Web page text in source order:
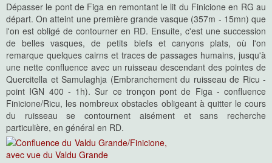
Dépasser le pont de Figa en remontant le lit du Finicione en RG au
départ. On atteint une première grande vasque (357m - 15mn) que
l'on est obligé de contourner en RD. Ensuite, c'est une succession
de belles vasques, de petits biefs et canyons plats, où l'on
remarque quelques cairns et traces de passages humains, jusqu'à
une nette confluence avec un ruisseau descendant des pointes de
Quercitella et Samulaghja (Embranchement du ruisseau de Ricu -
point IGN 400 - 1h). Sur ce tronçon pont de Figa - confluence
Finicione/Ricu, les nombreux obstacles obligeant à quitter le cours
du ruisseau se contournent aisément et sans recherche
particulière, en général en RD.